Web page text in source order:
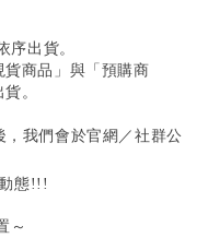
序出貨。
商品」與「預購商
。
我們會於官網／社群公
態!!!
～